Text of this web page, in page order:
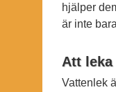
hjälper
är inte
Att
Vattenlek